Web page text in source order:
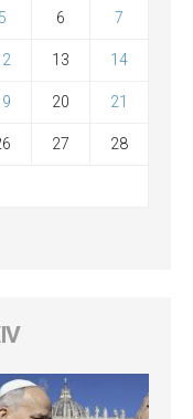
5 6 7
13 14
20 21
27 28